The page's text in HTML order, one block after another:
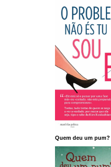
Quem deu um pum?